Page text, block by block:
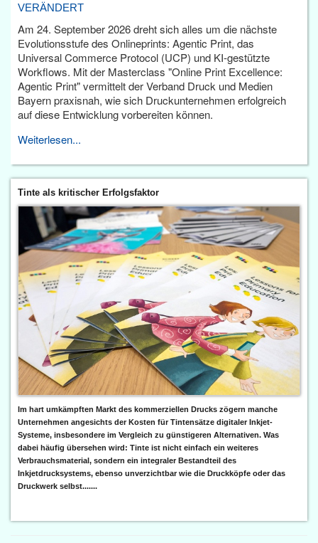
VERÄNDERT
Am 24. September 2026 dreht sich alles um die nächste
Evolutionsstufe des Onlineprints: Agentic Print, das
Universal Commerce Protocol (UCP) und KI-gestützte
Workflows. Mit der Masterclass "Online Print Excellence:
Agentic Print" vermittelt der Verband Druck und Medien
Bayern praxisnah, wie sich Druckunternehmen erfolgreich
auf diese Entwicklung vorbereiten können.
Weiterlesen...
Tinte als kritischer Erfolgsfaktor
Im hart umkämpften Markt des kommerziellen Drucks zögern manche
Unternehmen angesichts der Kosten für Tintensätze digitaler Inkjet-
Systeme, insbesondere im Vergleich zu günstigeren Alternativen. Was
dabei häufig übersehen wird: Tinte ist nicht einfach ein weiteres
Verbrauchsmaterial, sondern ein integraler Bestandteil des
Inkjetdrucksystems, ebenso unverzichtbar wie die Druckköpfe oder das
Druckwerk selbst.......